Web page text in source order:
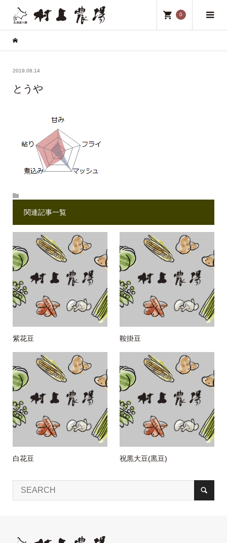
0
2019.08.14
とうや
関連記事一覧
紫花豆 鞍掛豆
白花豆 祝黒大豆(黒豆)